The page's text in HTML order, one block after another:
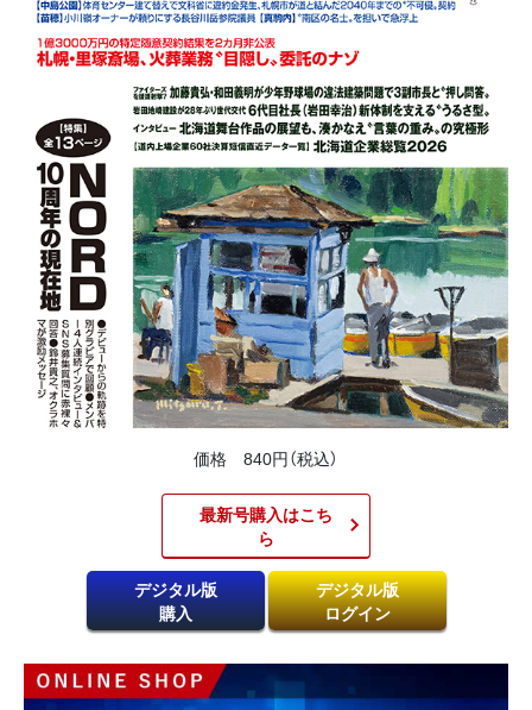
価格 840円（税込）
最新号購入はこち
ら​
デジタル版
購入
デジタル版
ログイン